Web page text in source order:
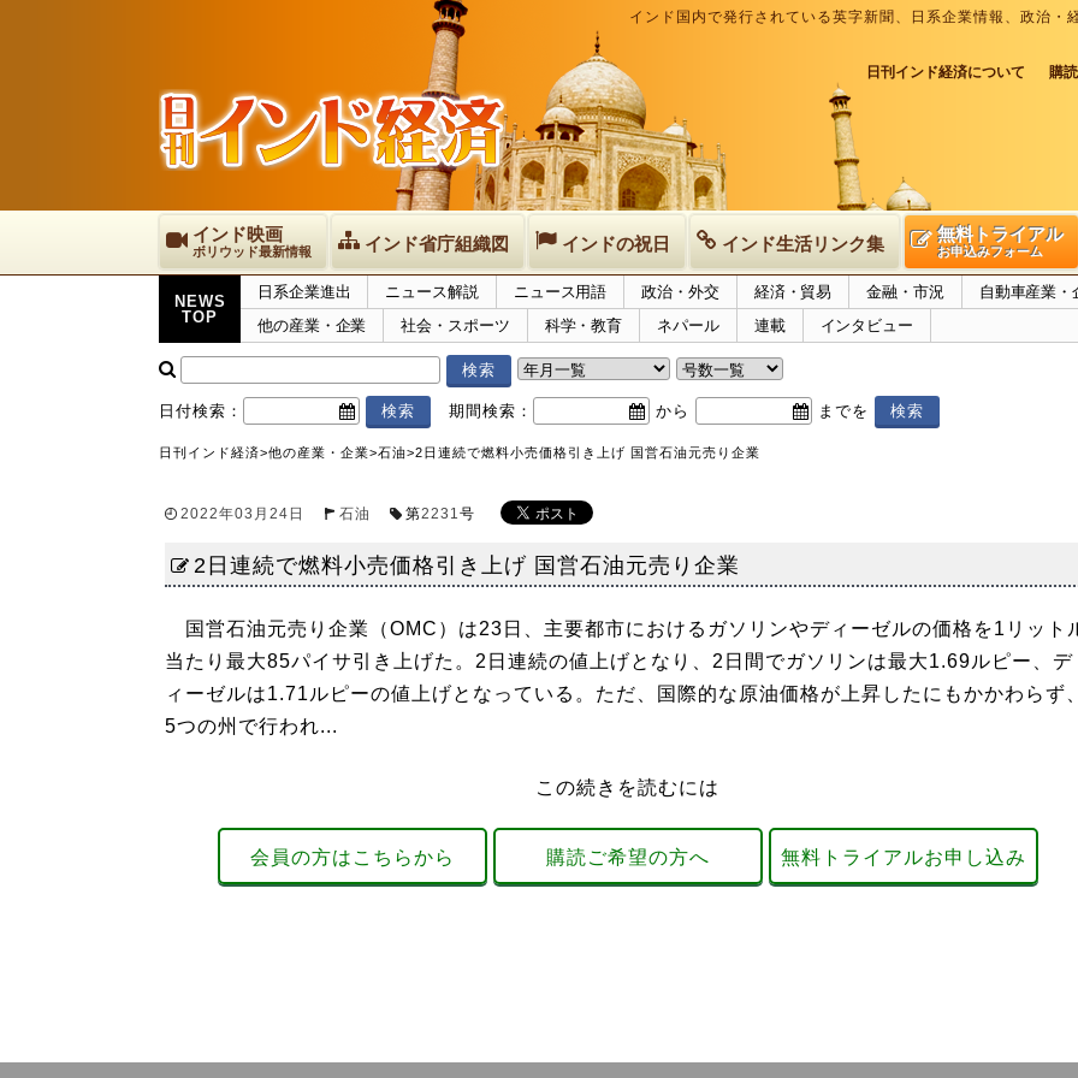
インド国内で発行されている英字新聞、日系企業情報、政治
日刊インド経済について 購
インド映画
ボリウッド最新情報 インド省庁組織図 インドの祝日 インド生活リンク集 無料トライアル
お申込みフォーム
NEWS
TOP
日系企業進出 ニュース解説 ニュース用語 政治・外交 経済・貿易 金融・市況
自動車産業・
他の産業・企業
社会・スポーツ 科学・教育 ネパール 連載 インタビュー
日付検索： 期間検索： から までを
日刊インド経済>他の産業・企業>石油>2日連続で燃料小売価格引き上げ 国営石油元売り企業
2022年03月24日 石油 第2231号
2日連続で燃料小売価格引き上げ 国営石油元売り企業
国営石油元売り企業（OMC）は23日、主要都市におけるガソリンやディーゼルの価格を1リット
当たり最大85パイサ引き上げた。2日連続の値上げとなり、2日間でガソリンは最大1.69ルピー、デ
ィーゼルは1.71ルピーの値上げとなっている。ただ、国際的な原油価格が上昇したにもかかわらず、
5つの州で行われ...
この続きを読むには
会員の方はこちらから 購読ご希望の方へ 無料トライアルお申し込み